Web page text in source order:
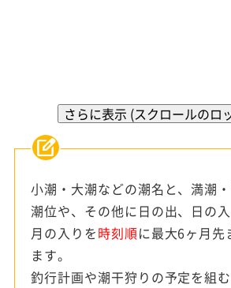
さらに表示 (スクロールのロ
小潮・大潮などの潮名と、満潮
潮位や、その他に日の出、日の入
月の入りを時刻順に最大6ヶ月先
ます。
釣行計画や潮干狩りの予定を組